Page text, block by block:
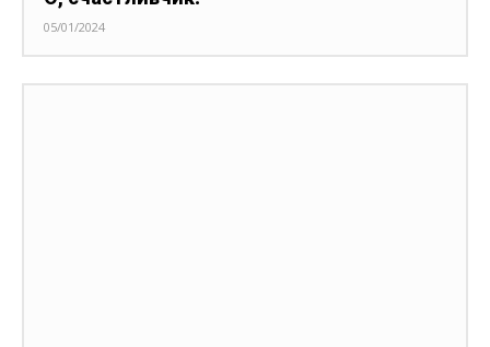
05/01/2024